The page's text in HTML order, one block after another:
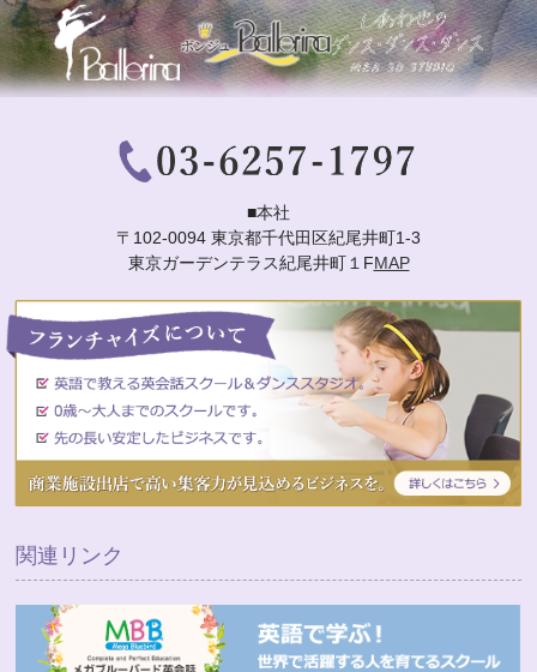
■本社
〒102-0094 東京都千代田区紀尾井町1-3
東京ガーデンテラス紀尾井町１FMAP
関連リンク